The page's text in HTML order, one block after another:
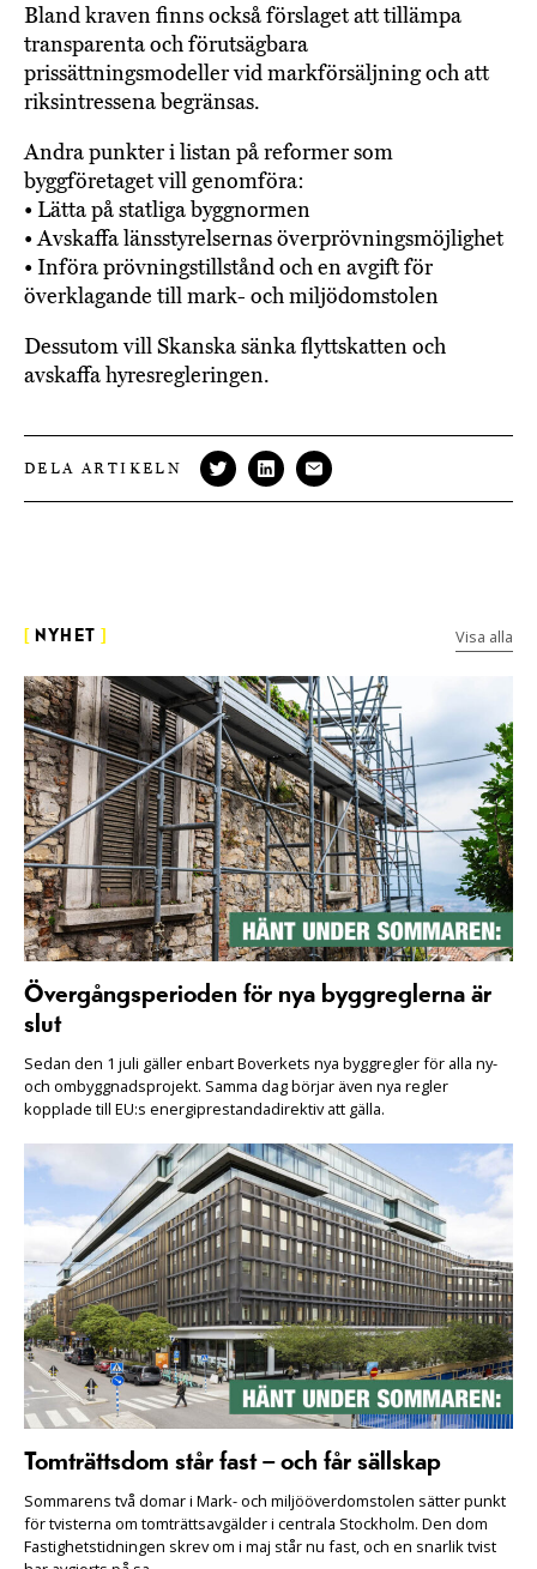
Bland kraven finns också förslaget att tillämpa
transparenta och förutsägbara
prissättningsmodeller vid markförsäljning och att
riksintressena begränsas.
Andra punkter i listan på reformer som
byggföretaget vill genomföra:
• Lätta på statliga byggnormen
• Avskaffa länsstyrelsernas överprövningsmöjlighet
• Införa prövningstillstånd och en avgift för
överklagande till mark- och miljödomstolen
Dessutom vill Skanska sänka flyttskatten och
avskaffa hyresregleringen.
DELA ARTIKELN
NYHET Visa alla
Övergångsperioden för nya byggreglerna är
slut
Sedan den 1 juli gäller enbart Boverkets nya byggregler för alla ny-
och ombyggnadsprojekt. Samma dag börjar även nya regler
kopplade till EU:s energiprestandadirektiv att gälla.
Tomträttsdom står fast – och får sällskap
Sommarens två domar i Mark- och miljööverdomstolen sätter punkt
för tvisterna om tomträttsavgälder i centrala Stockholm. Den dom
Fastighetstidningen skrev om i maj står nu fast, och en snarlik tvist